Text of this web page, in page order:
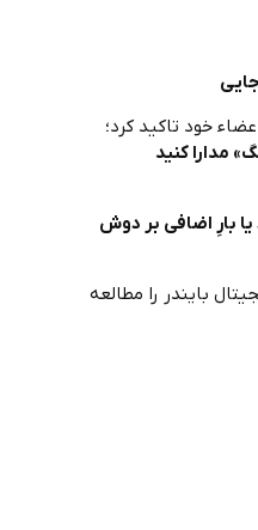
خود تاکید کرد؛
مدارا کنید
بارِ اضافی بر دوش
بایندر را مطالعه